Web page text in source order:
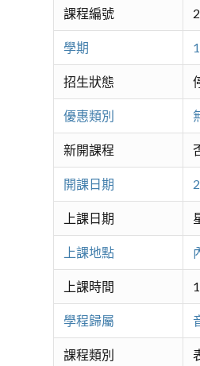
課程編號
學期
招生狀態
優惠類別
新開課程
開課日期
上課日期
上課地點
上課時間
學程歸屬
課程類別